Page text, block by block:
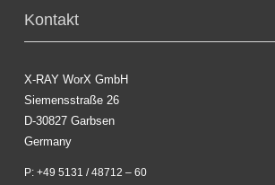
Kontakt
X-RAY WorX GmbH
Siemensstraße 26
D-30827 Garbsen
Germany
P: +49 5131 / 48712 – 60